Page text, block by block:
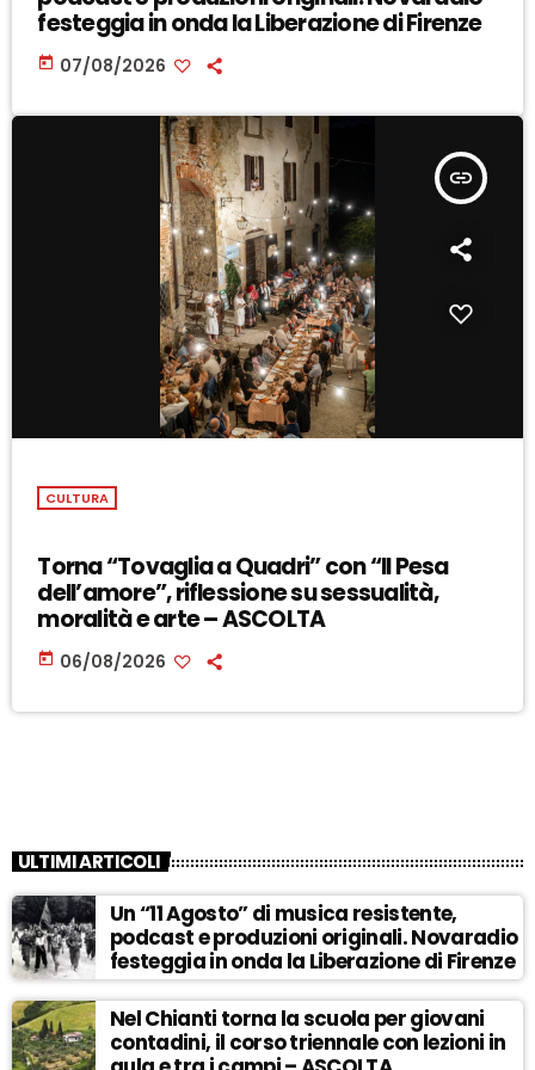
festeggia in onda la Liberazione di Firenze
today 07/08/2026
insert_link
CULTURA
Torna “Tovaglia a Quadri” con “Il Pesa
dell’amore”, riflessione su sessualità,
moralità e arte – ASCOLTA
today 06/08/2026
ULTIMI ARTICOLI
Un “11 Agosto” di musica resistente,
podcast e produzioni originali. Novaradio
festeggia in onda la Liberazione di Firenze
Nel Chianti torna la scuola per giovani
contadini, il corso triennale con lezioni in